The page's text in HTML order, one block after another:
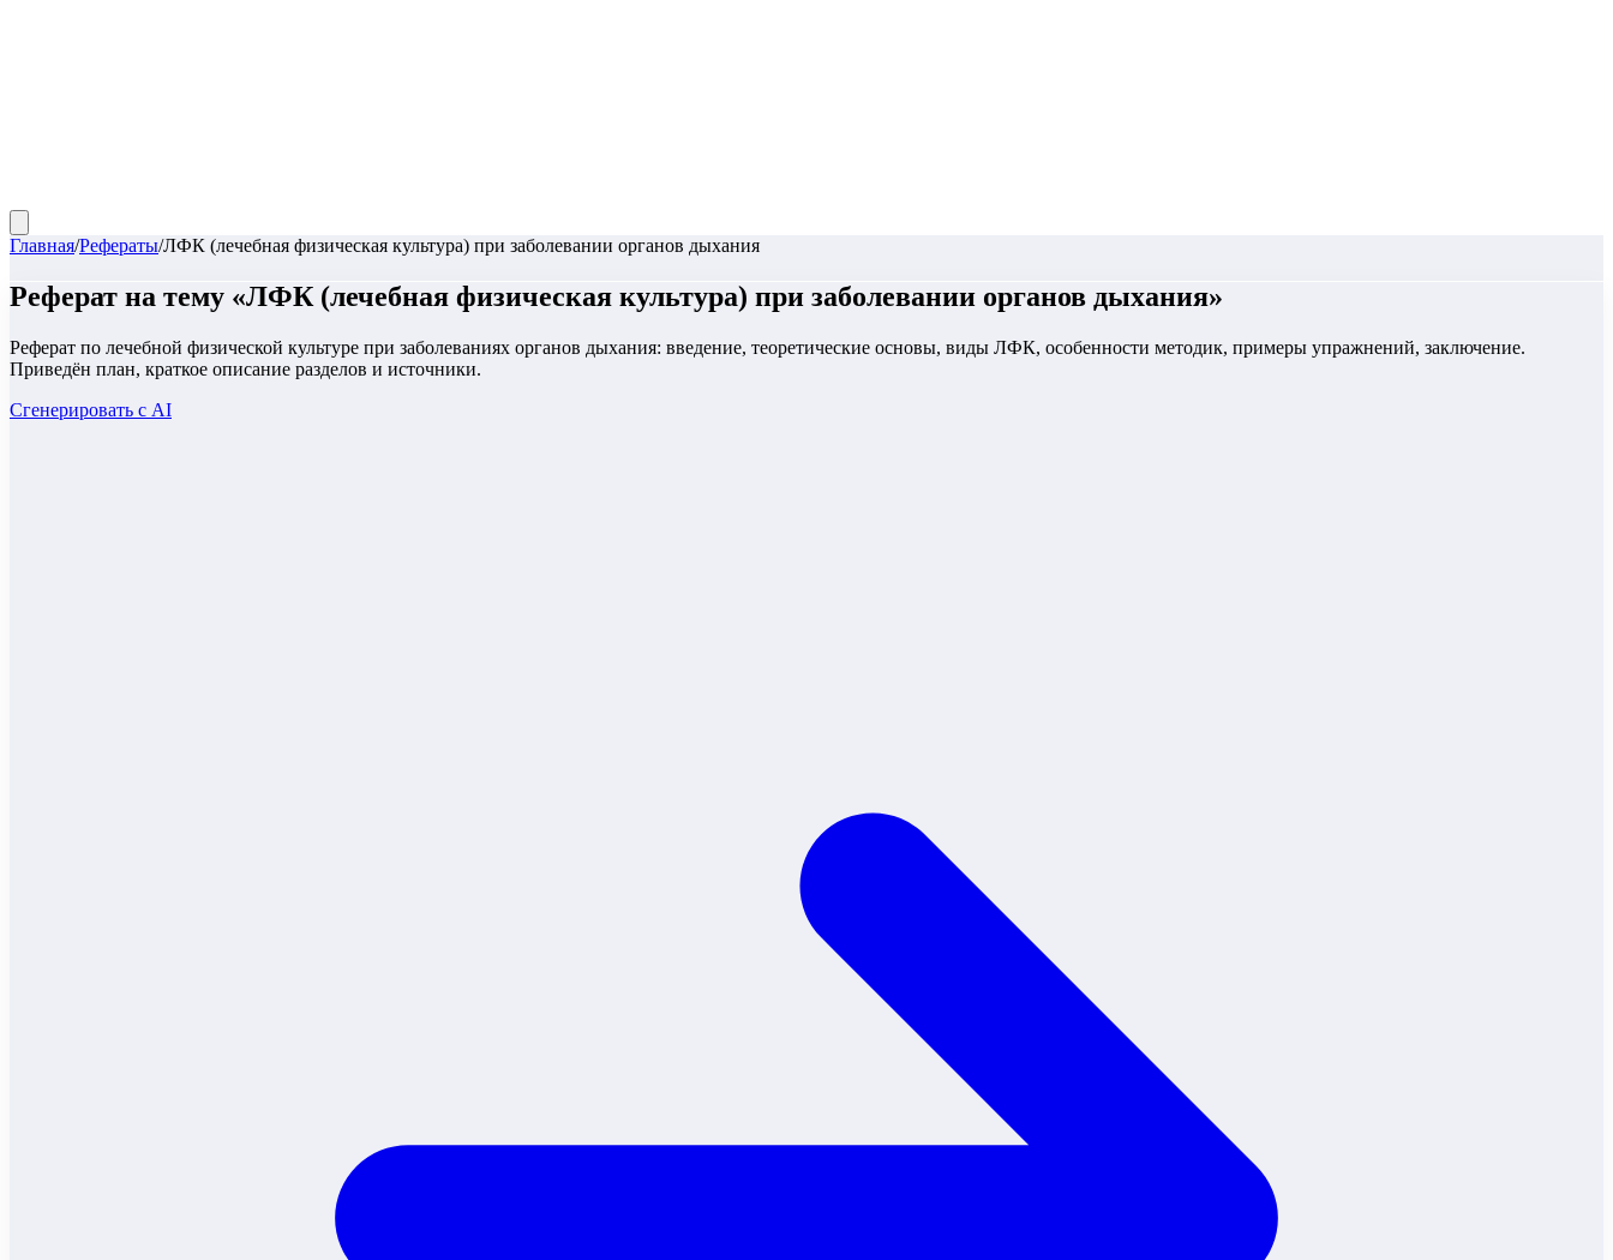
Главная/Рефераты/ЛФК (лечебная физическая культура) при заболевании органов дыхания
Реферат на тему «ЛФК (лечебная физическая культура) при заболевании органов дыхания»
Реферат по лечебной физической культуре при заболеваниях органов дыхания: введение, теоретические основы, виды ЛФК, особенности методик, примеры упражнений, заключение.
Приведён план, краткое описание разделов и источники.
Сгенерировать с AI